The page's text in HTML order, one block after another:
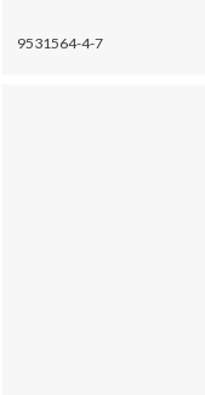
9531564-4-7